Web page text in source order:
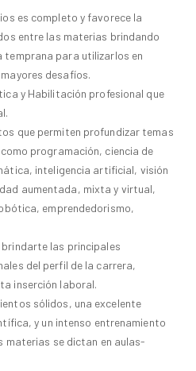
es completo y favorece la
entre las materias brindando
temprana para utilizarlos en
desafíos.
y Habilitación profesional que
que permiten profundizar temas
programación, ciencia de
inteligencia artificial, visión
aumentada, mixta y virtual,
emprendedorismo,
las principales
del perfil de la carrera,
inserción laboral.
sólidos, una excelente
y un intenso entrenamiento
materias se dictan en aulas-